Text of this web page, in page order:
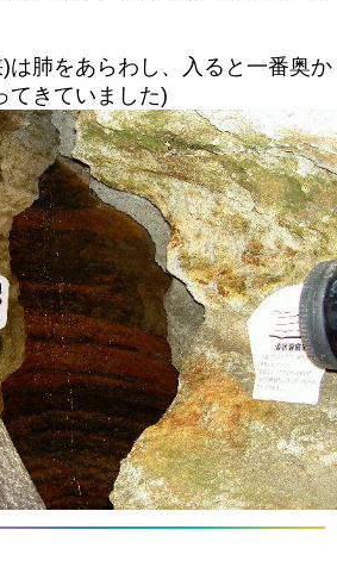
は肺をあらわし、入ると一番奥か
てきていました)